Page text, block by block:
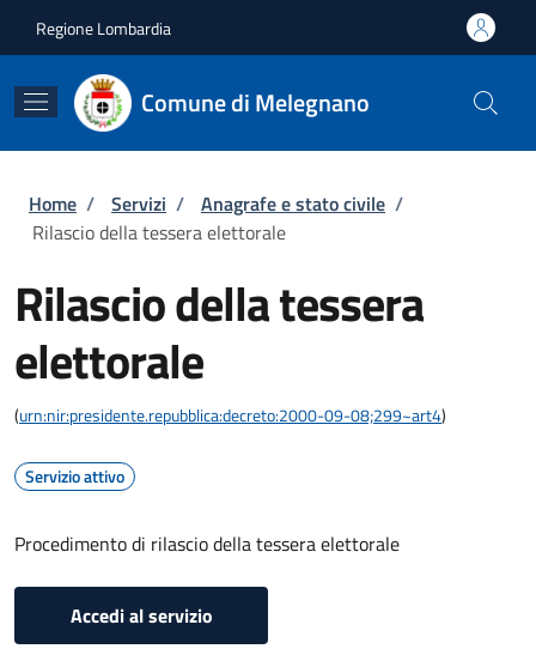
Regione Lombardia
Comune di Melegnano
Briciole di pane
Home / Servizi / Anagrafe e stato civile /
Rilascio della tessera elettorale
Rilascio della tessera
elettorale
(urn:nir:presidente.repubblica:decreto:2000-09-08;299~art4)
Servizio attivo
Procedimento di rilascio della tessera elettorale
Accedi al servizio